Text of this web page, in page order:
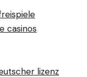
casinos
lizenz